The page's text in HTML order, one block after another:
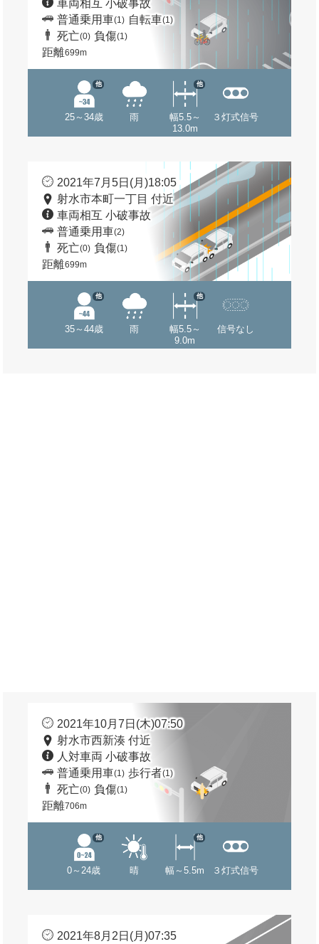
車両相互 小破事故
普通乗用車(1) 自転車(1)
死亡(0) 負傷(1)
距離699m
25～34歳
他
雨
幅5.5～
13.0m
他
３灯式信号
2021年7月5日(月)18:05
射水市本町一丁目 付近
車両相互 小破事故
普通乗用車(2)
死亡(0) 負傷(1)
距離699m
35～44歳
他
雨
幅5.5～
9.0m
他
信号なし
2021年10月7日(木)07:50
射水市西新湊 付近
人対車両 小破事故
普通乗用車(1) 歩行者(1)
死亡(0) 負傷(1)
距離706m
0～24歳
他
晴 幅～5.5m
他
３灯式信号
2021年8月2日(月)07:35